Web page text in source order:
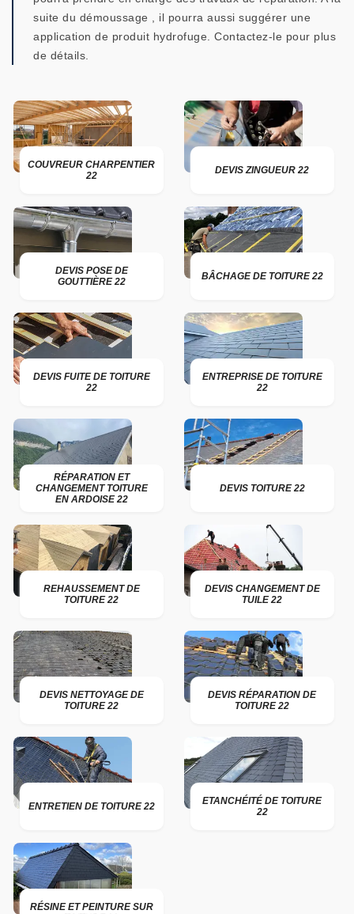
suite du démoussage , il pourra aussi suggérer une
application de produit hydrofuge. Contactez-le pour plus
de détails.
COUVREUR CHARPENTIER
22
DEVIS ZINGUEUR 22
DEVIS POSE DE
GOUTTIÈRE 22
BÂCHAGE DE TOITURE 22
DEVIS FUITE DE TOITURE
22
ENTREPRISE DE TOITURE
22
RÉPARATION ET
CHANGEMENT TOITURE
EN ARDOISE 22
DEVIS TOITURE 22
REHAUSSEMENT DE
TOITURE 22
DEVIS CHANGEMENT DE
TUILE 22
DEVIS NETTOYAGE DE
TOITURE 22
DEVIS RÉPARATION DE
TOITURE 22
ENTRETIEN DE TOITURE 22
ETANCHÉITÉ DE TOITURE
22
RÉSINE ET PEINTURE SUR